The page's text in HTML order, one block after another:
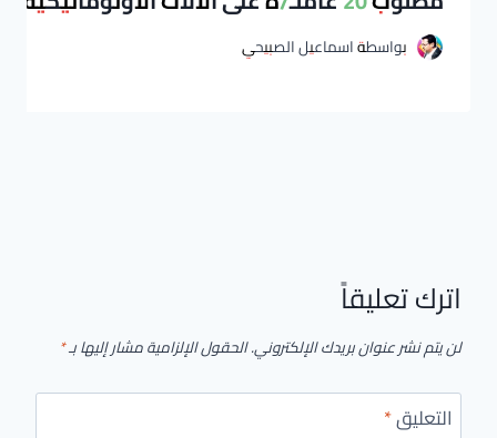
بواسطةاسماعيل الصبيحي
اترك تعليقاً
لن يتم نشر عنوان بريدك الإلكتروني.الحقول الإلزامية مشار إليها بـ*
التعليق*